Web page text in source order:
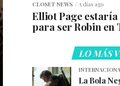
CLOSET NEWS 5 días ago
Elliot Page
para ser Robin en
LO MÁS
La Bola